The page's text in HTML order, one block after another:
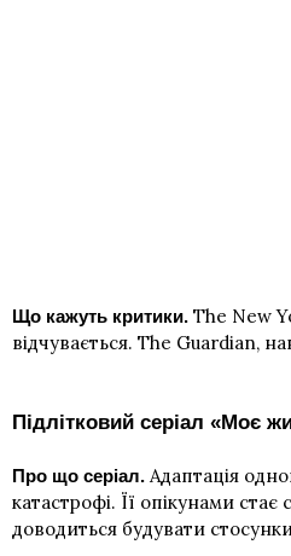
Що кажуть критики. The New
відчувається. The Guardian,
Підлітковий серіал «Моє
Про що серіал. Адаптація
катастрофі. Її опікунами
доводиться будувати